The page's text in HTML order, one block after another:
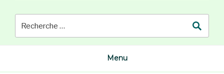
Menu